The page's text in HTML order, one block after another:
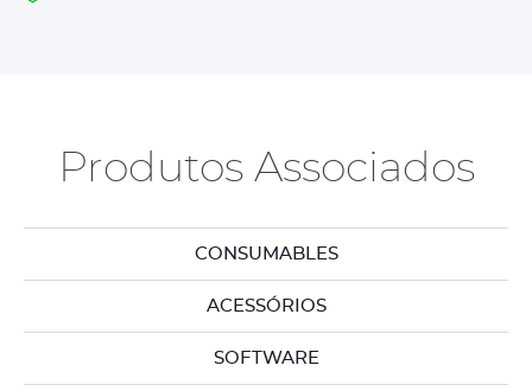
Produtos Associados
CONSUMABLES
ACESSÓRIOS
SOFTWARE